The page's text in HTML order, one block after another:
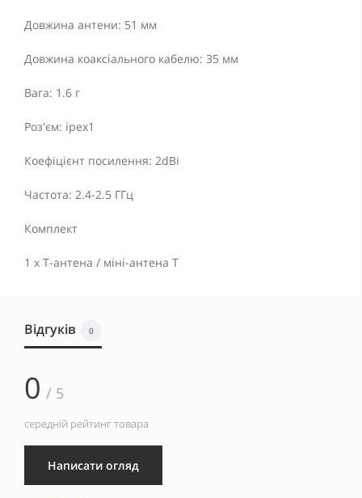
Довжина антени: 51 мм
Довжина коаксіального кабелю: 35 мм
Вага: 1.6 г
Роз'єм: ipex1
Коефіцієнт посилення: 2dBi
Частота: 2.4-2.5 ГГц
Комплект
1 х Т-антена / міні-антена T
Відгуків 0
0 / 5
середній рейтинг товара
Написати огляд